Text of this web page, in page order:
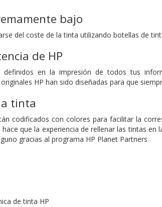
bajo
del coste de la tinta utilizando botellas de
de HP
en la impresión de todos tus
HP han sido diseñadas para que
tinta
codificados con colores para facilitar la
que la experiencia de rellenar las tintas en
gracias al programa HP Planet Partners
de tinta HP